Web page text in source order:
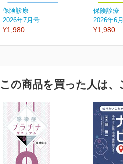
保険診療
2026年7月号
¥1,980
保険診療
2026年6
¥1,980
この商品を買った人は、